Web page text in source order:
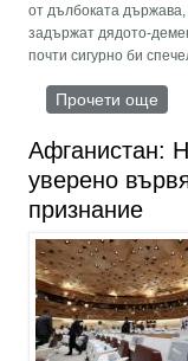
от дълбоката
задържат дядото-
почти сигурно би
Прочети още
Афганистан:
уверено
признание